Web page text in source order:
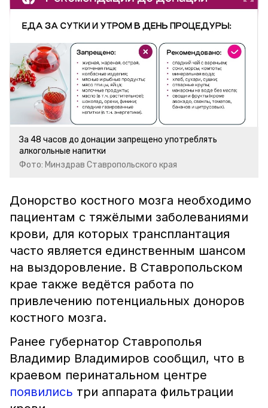
За 48 часов до донации запрещено употреблять
алкогольные напитки
Фото: Минздрав Ставропольского края
Донорство костного мозга необходимо
пациентам с тяжёлыми заболеваниями
крови, для которых трансплантация
часто является единственным шансом
на выздоровление. В Ставропольском
крае также ведётся работа по
привлечению потенциальных доноров
костного мозга.
Ранее губернатор Ставрополья
Владимир Владимиров сообщил, что в
краевом перинатальном центре
появились три аппарата фильтрации